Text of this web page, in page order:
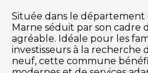
Située dans le département
Marne séduit par son cadre
agréable. Idéale pour les
investisseurs à la recherche
neuf, cette commune